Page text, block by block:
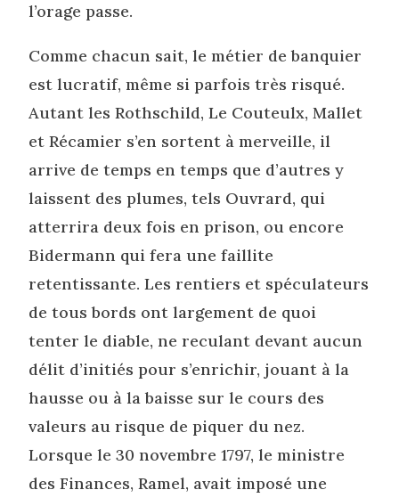
l’orage passe.
Comme chacun sait, le métier de banquier
est lucratif, même si parfois très risqué.
Autant les Rothschild, Le Couteulx, Mallet
et Récamier s’en sortent à merveille, il
arrive de temps en temps que d’autres y
laissent des plumes, tels Ouvrard, qui
atterrira deux fois en prison, ou encore
Bidermann qui fera une faillite
retentissante. Les rentiers et spéculateurs
de tous bords ont largement de quoi
tenter le diable, ne reculant devant aucun
délit d’initiés pour s’enrichir, jouant à la
hausse ou à la baisse sur le cours des
valeurs au risque de piquer du nez.
Lorsque le 30 novembre 1797, le ministre
des Finances, Ramel, avait imposé une